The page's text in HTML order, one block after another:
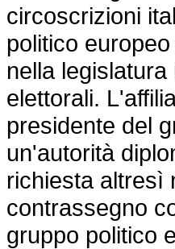
circoscrizioni
politico
nella
elettorali.
presidente del
un'autorità
richiesta altresì
contrassegno
gruppo politico